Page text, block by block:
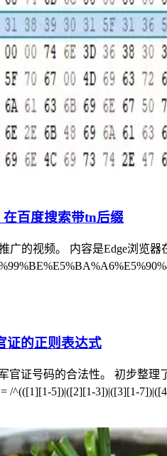
百度搜索带tn后缀
广的视频。 内容是Edge浏览
证的正则表达式
官证号码的合法性。 初步整理
/^(([1][1-5])|([2][1-3])|([3][1-